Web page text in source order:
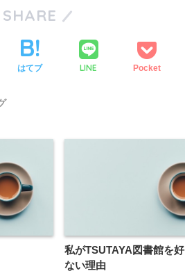
SHARE
はてブ LINE Pocket
私がTSUTAYA図書館を
ない理由